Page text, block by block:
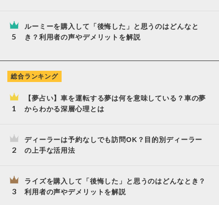
ルーミーを購入して「後悔した」と思うのはどんなと
き？利用者の声やデメリットを解説
総合ランキング
【夢占い】車を運転する夢は何を意味している？車の夢
からわかる深層心理とは
ディーラーは予約なしでも訪問OK？目的別ディーラー
の上手な活用法
ライズを購入して「後悔した」と思うのはどんなとき？
利用者の声やデメリットを解説